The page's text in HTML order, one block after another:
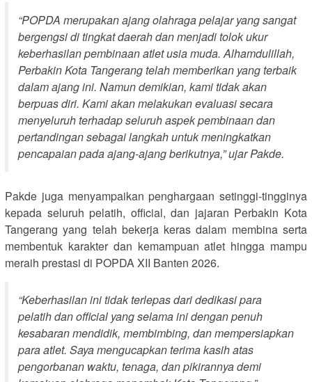
“POPDA merupakan ajang olahraga pelajar yang sangat
bergengsi di tingkat daerah dan menjadi tolok ukur
keberhasilan pembinaan atlet usia muda. Alhamdulillah,
Perbakin Kota Tangerang telah memberikan yang terbaik
dalam ajang ini. Namun demikian, kami tidak akan
berpuas diri. Kami akan melakukan evaluasi secara
menyeluruh terhadap seluruh aspek pembinaan dan
pertandingan sebagai langkah untuk meningkatkan
pencapaian pada ajang-ajang berikutnya,” ujar Pakde.
Pakde juga menyampaikan penghargaan setinggi-tingginya
kepada seluruh pelatih, official, dan jajaran Perbakin Kota
Tangerang yang telah bekerja keras dalam membina serta
membentuk karakter dan kemampuan atlet hingga mampu
meraih prestasi di POPDA XII Banten 2026.
“Keberhasilan ini tidak terlepas dari dedikasi para
pelatih dan official yang selama ini dengan penuh
kesabaran mendidik, membimbing, dan mempersiapkan
para atlet. Saya mengucapkan terima kasih atas
pengorbanan waktu, tenaga, dan pikirannya demi